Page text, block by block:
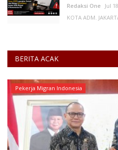
Redaksi One Jul
KOTA ADM.
BERITA ACAK
Pekerja Migran Indonesia